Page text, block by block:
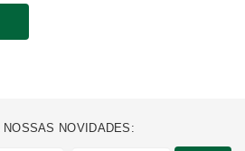
NOSSAS NOVIDADES: